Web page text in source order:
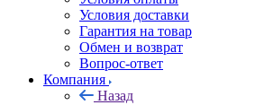
Условия доставки
Гарантия на товар
Обмен и возврат
Вопрос-ответ
Компания
Назад